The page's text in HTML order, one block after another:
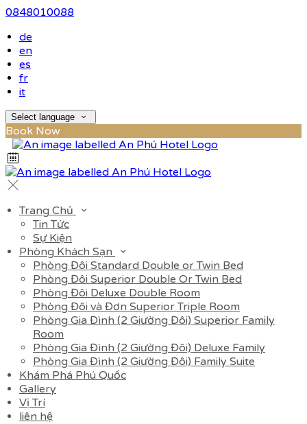
0848010088
de
en
es
fr
it
Select language
Book Now
Trang Chủ
Tin Tức
Sự Kiện
Phòng Khách Sạn
Phòng Đôi Standard Double or Twin Bed
Phòng Đôi Superior Double Or Twin Bed
Phòng Đôi Deluxe Double Room
Phòng Đôi và Đơn Superior Triple Room
Phòng Gia Đình (2 Giường Đôi) Superior Family
Room
Phòng Gia Đình (2 Giường Đôi) Deluxe Family
Phòng Gia Đình (2 Giường Đôi) Family Suite
Khám Phá Phú Quốc
Gallery
Vị Trí
liên hệ